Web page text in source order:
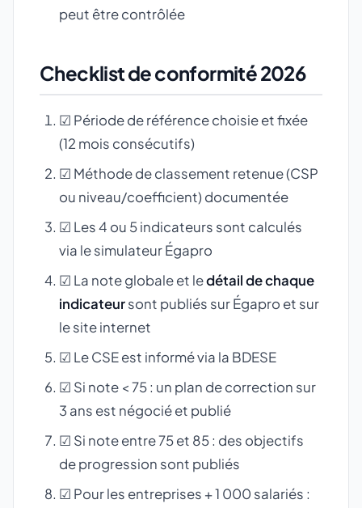
peut être contrôlée
Checklist de conformité 2026
☑ Période de référence choisie et fixée
(12 mois consécutifs)
☑ Méthode de classement retenue (CSP
ou niveau/coefficient) documentée
☑ Les 4 ou 5 indicateurs sont calculés
via le simulateur Égapro
☑ La note globale et ledétail de chaque
indicateursont publiés sur Égapro et sur
le site internet
☑ Le CSE est informé via la BDESE
☑ Si note < 75 : un plan de correction sur
3 ans est négocié et publié
☑ Si note entre 75 et 85 : des objectifs
de progression sont publiés
☑ Pour les entreprises + 1 000 salariés :